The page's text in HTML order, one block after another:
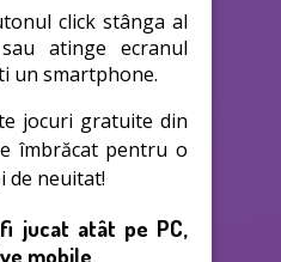
click stânga al
atinge ecranul
un smartphone.
jocuri gratuite din
îmbrăcat pentru o
de neuitat!
jucat atât pe PC,
mobile.